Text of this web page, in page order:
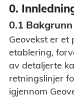
0.
0.1
Geovekst er et
etablering,
av detaljerte
retningslinjer
igjennom